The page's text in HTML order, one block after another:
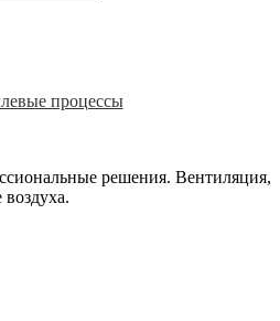
процессы
решения. Вентиляция,
воздуха.